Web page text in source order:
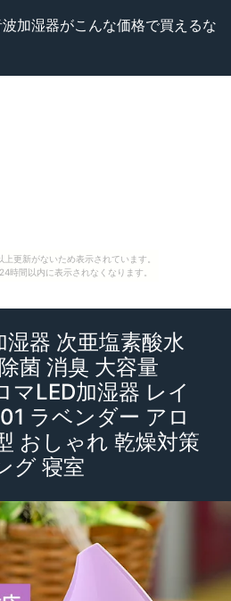
更新がないため表示されています。
時間以内に表示されなくなります。
加湿器がこんな価格で買えるな
器 次亜塩素酸水
菌 消臭 大容量
マLED加湿器 レイ
ラベンダー アロ
おしゃれ 乾燥対策
グ 寝室